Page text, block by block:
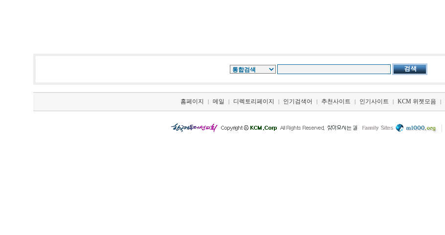
홈페이지 | 메일 | 디렉토리페이지 | 인기검색어 | 추천사이트 | 인기사이트 | KCM 위젯모음 |